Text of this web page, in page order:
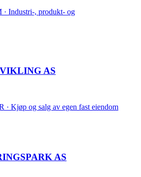
Industri-, produkt- og
AS
· Kjøp og salg av egen fast eiendom
AS